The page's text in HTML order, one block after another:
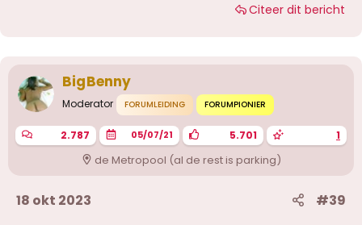
n
g
n
:
Citeer dit bericht
BigBenny
Moderator FORUMLEIDING FORUMPIONIER
2.787 05/07/21 5.701 1
de Metropool (al de rest is parking)
18 okt 2023 #39